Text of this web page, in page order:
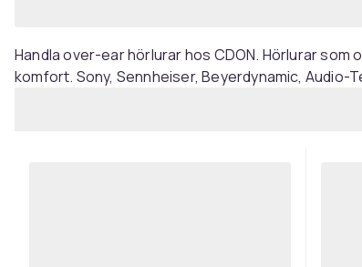
Handla over-ear hörlurar hos CDON. Hörlurar
komfort. Sony, Sennheiser, Beyerdynamic, Audio-